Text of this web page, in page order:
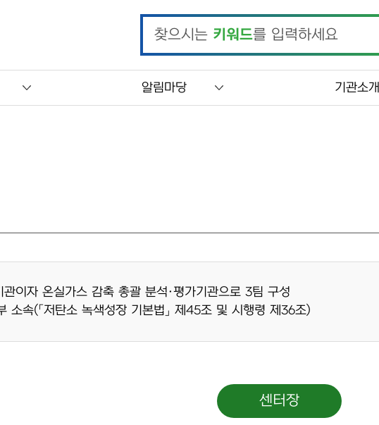
찾으시는 키워드를 입력하세요
알림마당 기관소개
이자 온실가스 감축 총괄 분석·평가기관으로 3팀 구성
속(「저탄소 녹색성장 기본법」 제45조 및 시행령 제36조)
센터장